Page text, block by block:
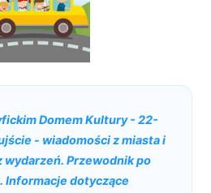
Domem Kultury - 22-
- wiadomości z miasta i
wydarzeń. Przewodnik po
Informacje dotyczące